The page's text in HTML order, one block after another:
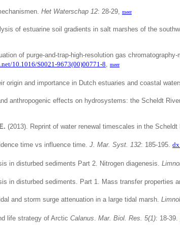
Het Waterschap 12: 28-29, meer
of estuarine soil gradients in salt marshes of the
of purge-and-trap-high-resolution gas
10.1016/S0021-9673(00)00771-8, meer
origin and importance in Dutch estuaries and coastal
anthropogenic effects on hydrosystems: the Scheldt
(2013). Reprint of water renewal timescales in the Scheldt
time vs influence time. J. Mar. Syst. 132: 185-195.
in disturbed sediments Part 2. Nitrogen diagenesis.
in disturbed sediments. Part 1. Mass transfer properties
and storm surge attenuation in a large tidal marsh.
life strategy of Arctic Calanus Mar. Biol. Res. 5(1): 18-39.